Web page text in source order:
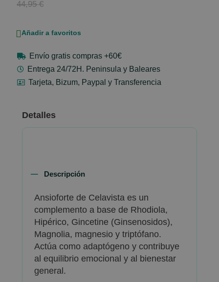
Price
44,95 €
Añadir a favoritos
Envío gratis compras +60€
Entrega 24/72H. Peninsula y Baleares
Tarjeta, Bizum, Paypal y Transferencia
Detalles
Descripción
Ansioforte de Celavista es un
complemento a base de Rhodiola,
Hipérico, Gincetine (Ginsenosidos),
Magnolia, magnesio y triptófano.
Actúa como adaptógeno y contribuye
al equilibrio emocional y al bienestar
general.